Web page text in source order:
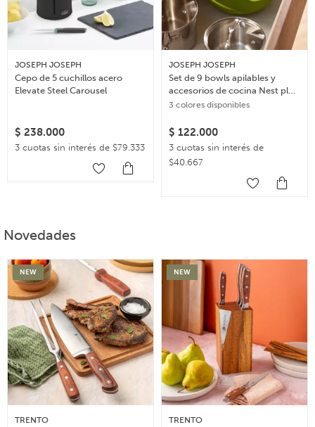
JOSEPH JOSEPH
Cepo de 5 cuchillos acero
Elevate Steel Carousel
$ 238.000
3 cuotas sin interés de $79.333
JOSEPH JOSEPH
Set de 9 bowls apilables y
accesorios de cocina Nest plus
– Multicolor
3 colores disponibles
$ 122.000
3 cuotas sin interés de
$40.667
Novedades
NEW
TRENTO
NEW
TRENTO